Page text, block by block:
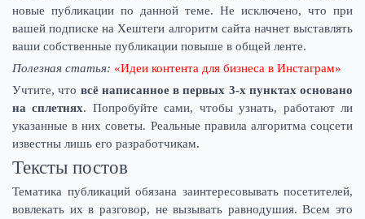
новые публикации по данной теме. Не исключено, что при
вашей подписке на Хештеги алгоритм сайта начнет выставлять
ваши собственные публикации повыше в общей ленте.
Полезная статья: «Идеи контента для бизнеса в Инстаграм»
Учтите, что всё написанное в первых 3-х пунктах основано
на сплетнях. Попробуйте сами, чтобы узнать, работают ли
указанные в них советы. Реальные правила алгоритма соцсети
известны лишь его разработчикам.
Тексты постов
Тематика публикаций обязана заинтересовывать посетителей,
вовлекать их в разговор, не вызывать равнодушия. Всем это